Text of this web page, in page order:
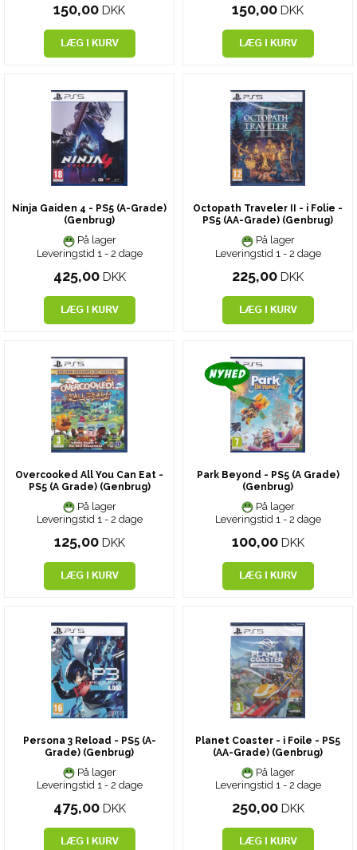
150,00 DKK 150,00 DKK
Ninja Gaiden 4 - PS5 (A-Grade)
(Genbrug)
På lager
Leveringstid 1 - 2 dage
425,00 DKK
Octopath Traveler II - i Folie -
PS5 (AA-Grade) (Genbrug)
På lager
Leveringstid 1 - 2 dage
225,00 DKK
Overcooked All You Can Eat -
PS5 (A Grade) (Genbrug)
På lager
Leveringstid 1 - 2 dage
125,00 DKK
Park Beyond - PS5 (A Grade)
(Genbrug)
På lager
Leveringstid 1 - 2 dage
100,00 DKK
Persona 3 Reload - PS5 (A-
Grade) (Genbrug)
På lager
Leveringstid 1 - 2 dage
475,00 DKK
Planet Coaster - i Foile - PS5
(AA-Grade) (Genbrug)
På lager
Leveringstid 1 - 2 dage
250,00 DKK